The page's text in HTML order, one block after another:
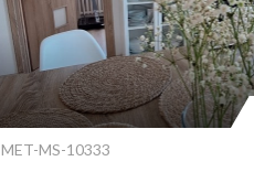
MET-MS-10333